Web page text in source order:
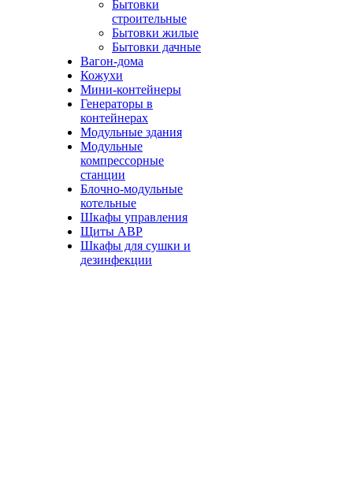
Бытовки
строительные
Бытовки жилые
Бытовки дачные
Вагон-дома
Кожухи
Мини-контейнеры
Генераторы в
контейнерах
Модульные здания
Модульные
компрессорные
станции
Блочно-модульные
котельные
Шкафы управления
Щиты АВР
Шкафы для сушки и
дезинфекции